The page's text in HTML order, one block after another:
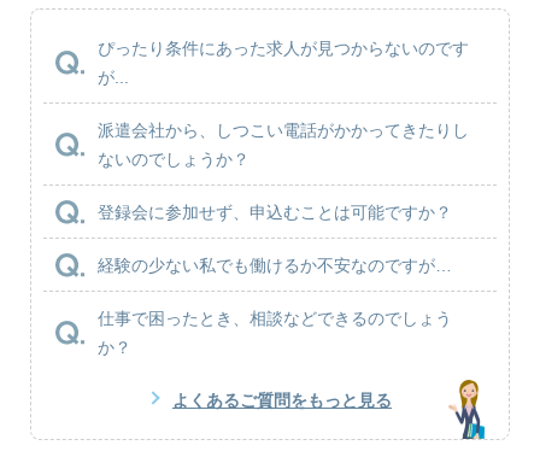
ぴったり条件にあった求人が見つからないのです
が...
派遣会社から、しつこい電話がかかってきたりし
ないのでしょうか？
登録会に参加せず、申込むことは可能ですか？
経験の少ない私でも働けるか不安なのですが…
仕事で困ったとき、相談などできるのでしょう
か？
よくあるご質問をもっと見る